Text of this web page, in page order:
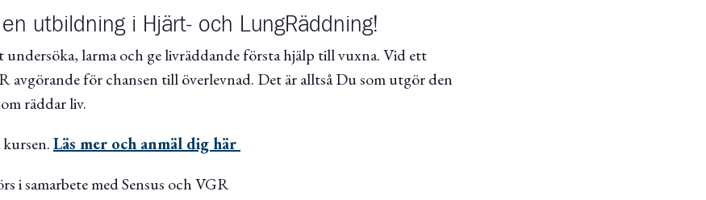
utbildning i Hjärt- och LungRäddning!
undersöka, larma och ge livräddande första hjälp till vuxna. Vid ett
för chansen till överlevnad. Det är alltså Du som utgör den
räddar liv.
Läs mer och anmäl dig här
i samarbete med Sensus och VGR